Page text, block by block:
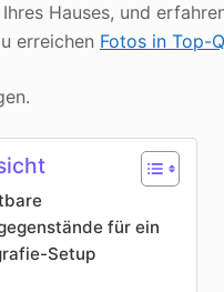
Hauses, und
erreichen Fotos in Top-
für ein
Setup